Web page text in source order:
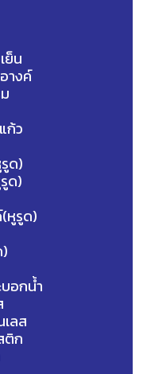
ย็น
างค์
ก้ว
ด)
ด)
หูรูด)
อกน้ำ
ลส
ติก